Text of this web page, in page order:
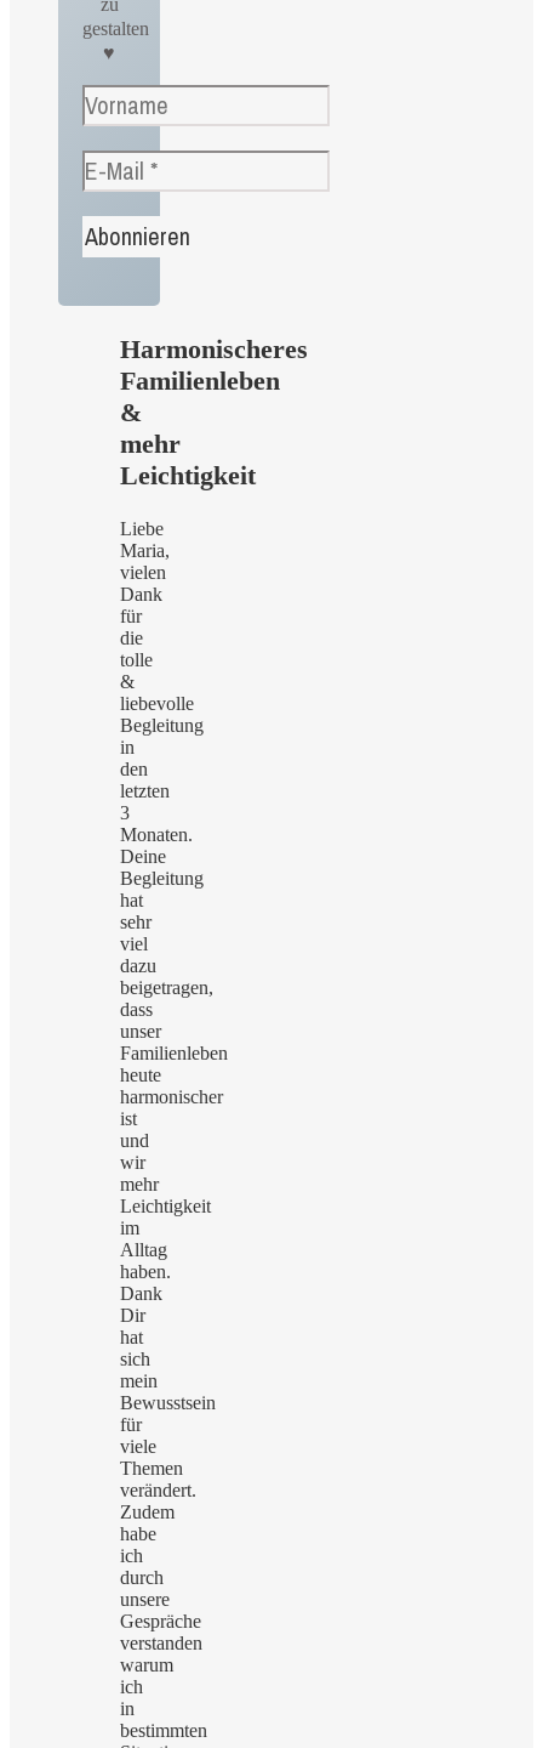
gestalten
♥
Harmonischeres
Familienleben
&
mehr
Leichtigkeit
Liebe
Maria,
vielen
Dank
für
die
tolle
&
liebevolle
Begleitung
in
den
letzten
3
Monaten.
Deine
Begleitung
hat
sehr
viel
dazu
beigetragen,
dass
unser
Familienleben
heute
harmonischer
ist
und
wir
mehr
Leichtigkeit
im
Alltag
haben.
Dank
Dir
hat
sich
mein
Bewusstsein
für
viele
Themen
verändert.
Zudem
habe
ich
durch
unsere
Gespräche
verstanden
warum
ich
in
bestimmten